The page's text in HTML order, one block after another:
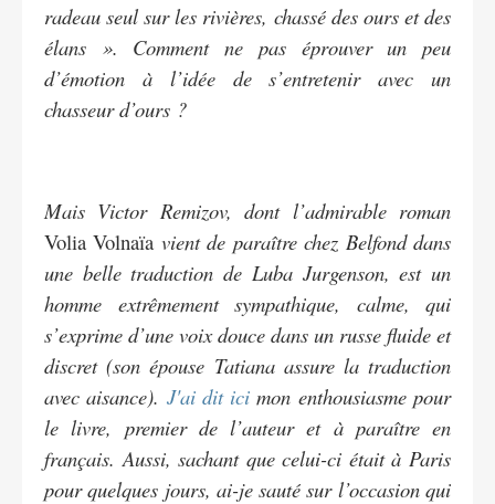
radeau seul sur les rivières, chassé des ours et des
élans ». Comment ne pas éprouver un peu
d’émotion à l’idée de s’entretenir avec un
chasseur d’ours ?
Mais Victor Remizov, dont l’admirable roman
Volia Volnaïa vient de paraître chez Belfond dans
une belle traduction de Luba Jurgenson, est un
homme extrêmement sympathique, calme, qui
s’exprime d’une voix douce dans un russe fluide et
discret (son épouse Tatiana assure la traduction
avec aisance). J'ai dit icimon enthousiasme pour
le livre, premier de l’auteur et à paraître en
français. Aussi, sachant que celui-ci était à Paris
pour quelques jours, ai-je sauté sur l’occasion qui